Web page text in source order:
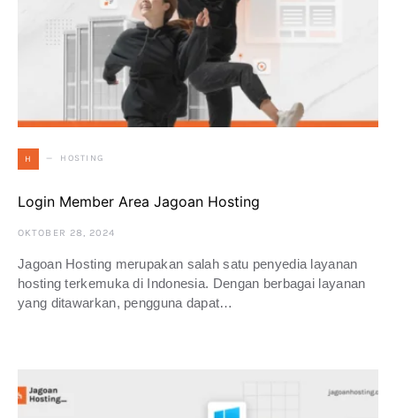
H HOSTING
Login Member Area Jagoan Hosting
OKTOBER 28, 2024
Jagoan Hosting merupakan salah satu penyedia layanan
hosting terkemuka di Indonesia. Dengan berbagai layanan
yang ditawarkan, pengguna dapat…